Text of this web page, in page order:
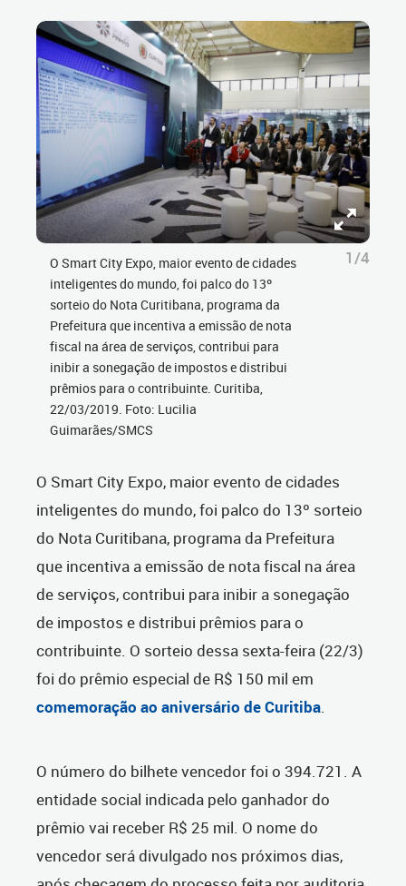
O Smart City Expo, maior evento de cidades
inteligentes do mundo, foi palco do 13º
sorteio do Nota Curitibana, programa da
Prefeitura que incentiva a emissão de nota
fiscal na área de serviços, contribui para
inibir a sonegação de impostos e distribui
prêmios para o contribuinte. Curitiba,
22/03/2019. Foto: Lucilia
Guimarães/SMCS
1/4
O Smart City Expo, maior evento de cidades
inteligentes do mundo, foi palco do 13º sorteio
do Nota Curitibana, programa da Prefeitura
que incentiva a emissão de nota fiscal na área
de serviços, contribui para inibir a sonegação
de impostos e distribui prêmios para o
contribuinte. O sorteio dessa sexta-feira (22/3)
foi do prêmio especial de R$ 150 mil em
comemoração ao aniversário de Curitiba.
O número do bilhete vencedor foi o 394.721. A
entidade social indicada pelo ganhador do
prêmio vai receber R$ 25 mil. O nome do
vencedor será divulgado nos próximos dias,